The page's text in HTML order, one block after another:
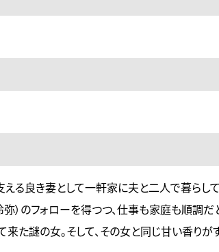
る良き妻として一軒家に夫と二人で暮らし
）のフォローを得つつ、仕事も家庭も順調だ
た謎の女。そして、その女と同じ甘い香りが